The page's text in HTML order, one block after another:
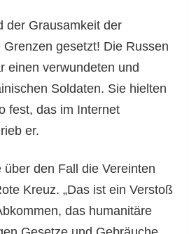
der Grausamkeit der
gesetzt! Die Russen
einen verwundeten und
Soldaten. Sie hielten
fest, das im Internet
er.
den Fall die Vereinten
Kreuz. „Das ist ein Verstoß
das humanitäre